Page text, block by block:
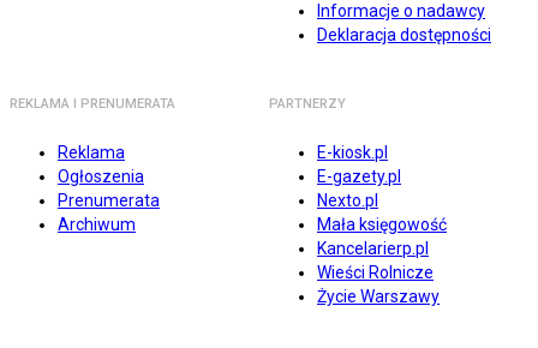
Informacje o nadawcy
Deklaracja dostępności
REKLAMA I PRENUMERATA
Reklama
Ogłoszenia
Prenumerata
Archiwum
PARTNERZY
E-kiosk.pl
E-gazety.pl
Nexto.pl
Mała księgowość
Kancelarierp.pl
Wieści Rolnicze
Życie Warszawy